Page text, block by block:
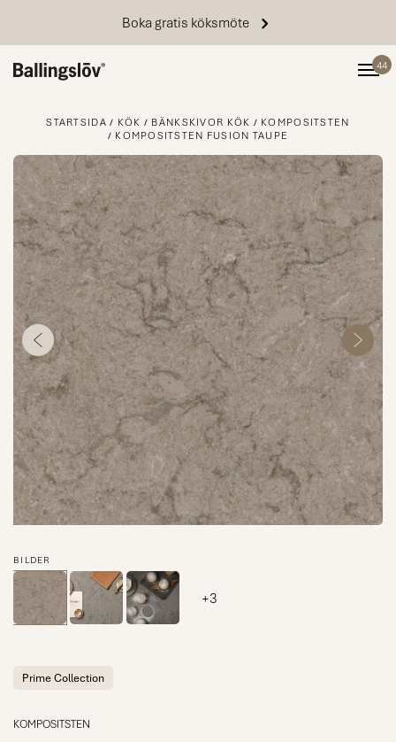
Boka gratis köksmöte
44
STARTSIDA KÖK BÄNKSKIVOR KÖK
KOMPOSITSTEN
KOMPOSITSTEN FUSION TAUPE
BILDER
+3
Prime Collection
KOMPOSITSTEN